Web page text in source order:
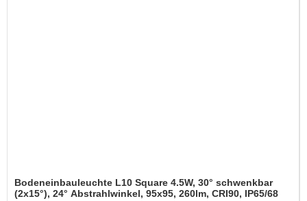
Bodeneinbauleuchte L10 Square 4.5W, 30° schwenkbar
(2x15°), 24° Abstrahlwinkel, 95x95, 260lm, CRI90, IP65/68